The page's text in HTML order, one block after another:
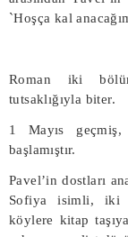
`Hoşça kal
Roman iki
tutsaklığıyla biter.
1 Mayıs
başlamıştır.
Pavel’in dostları
Sofiya isimli, iki
köylere kitap